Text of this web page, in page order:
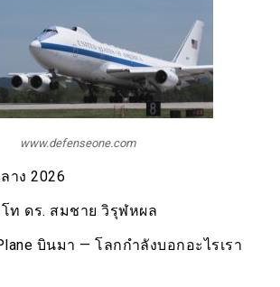
www.defenseone.com
าง 2026
ท ดร. สมชาย วิรุฬหผล
บินมา — โลกกำลังบอกอะไรเรา